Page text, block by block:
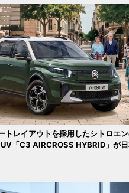
トレイアウトを採用したシトロエ
「C3 AIRCROSS HYBRID」が